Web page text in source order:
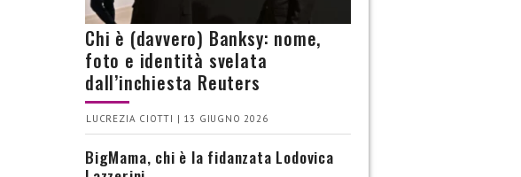
Chi è (davvero) Banksy: nome,
foto e identità svelata
dall’inchiesta Reuters
LUCREZIA CIOTTI | 13 GIUGNO 2026
BigMama, chi è la fidanzata Lodovica